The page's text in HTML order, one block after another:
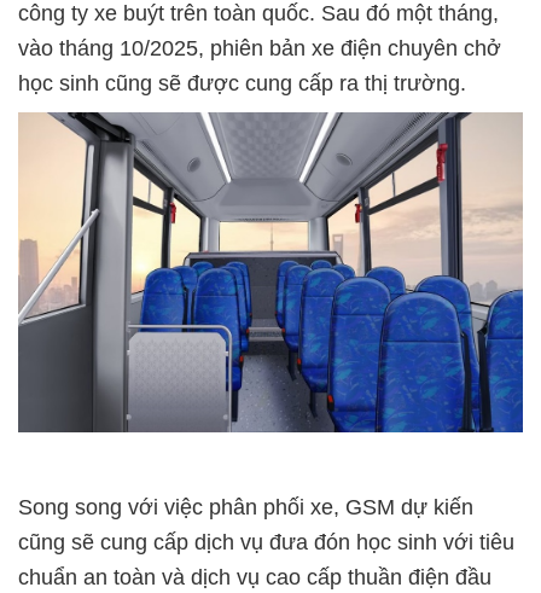
công ty xe buýt trên toàn quốc. Sau đó một tháng,
vào tháng 10/2025, phiên bản xe điện chuyên chở
học sinh cũng sẽ được cung cấp ra thị trường.
Song song với việc phân phối xe, GSM dự kiến
cũng sẽ cung cấp dịch vụ đưa đón học sinh với tiêu
chuẩn an toàn và dịch vụ cao cấp thuần điện đầu